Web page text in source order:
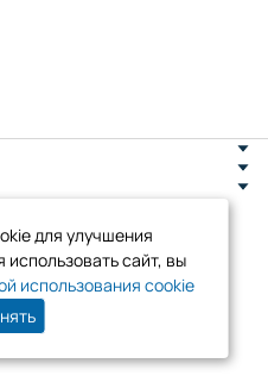
д. 8
для улучшения
сайт, вы
использования cookie